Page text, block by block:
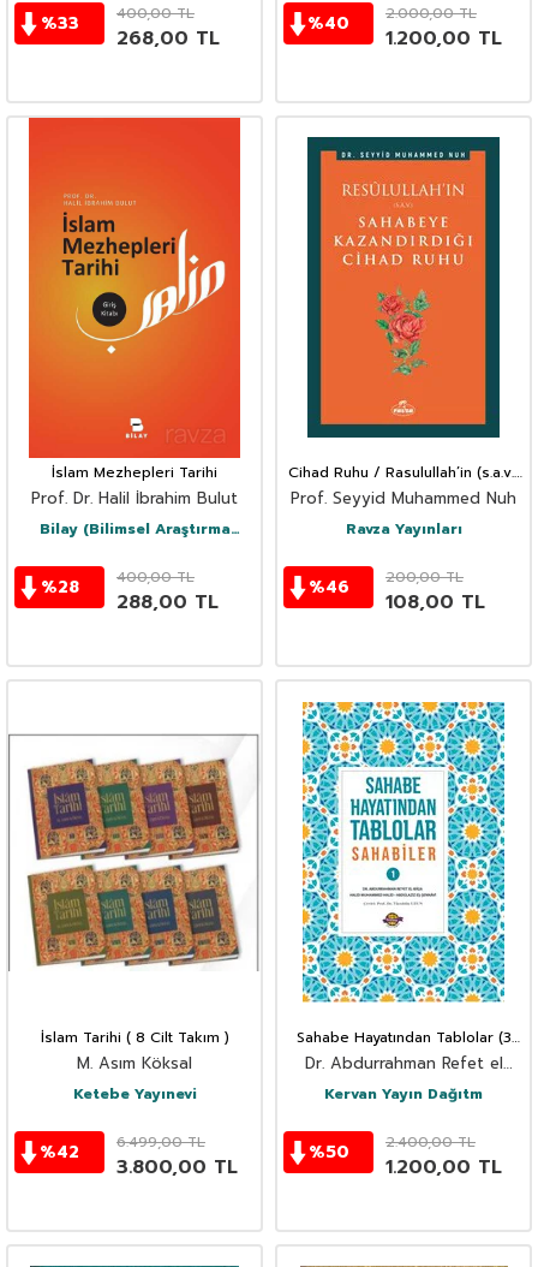
%33 400,00TL
268,00 TL
%40 2.000,00TL
1.200,00 TL
İslam Mezhepleri Tarihi
Prof. Dr. Halil İbrahim Bulut
Bilay (Bilimsel Araştırma
%28 400,00TL
288,00 TL
Cihad Ruhu / Rasulullah’in (s.a.v.)
Sahabeye Kazandirdigi
Prof. Seyyid Muhammed Nuh
Ravza Yayınları
%46 200,00TL
108,00 TL
İslam Tarihi ( 8 Cilt Takım )
M. Asım Köksal
Ketebe Yayınevi
%42 6.499,00TL
3.800,00 TL
Sahabe Hayatından Tablolar (3
Cilt Takım)
Dr. Abdurrahman Refet el
Kervan Yayın Dağıtm
%50 2.400,00TL
1.200,00 TL